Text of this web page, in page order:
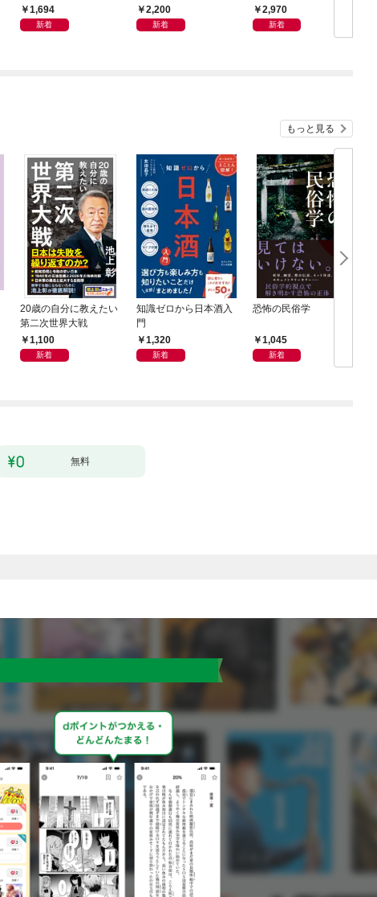
い心」の作り方
1,694
新着
2,200
新着
2,970
新着
もっと見る
20歳の自分に教えたい
第二次世界大戦
1,100
新着
知識ゼロから日本酒入
門
1,320
新着
恐怖の民俗学
1,045
新着
無料